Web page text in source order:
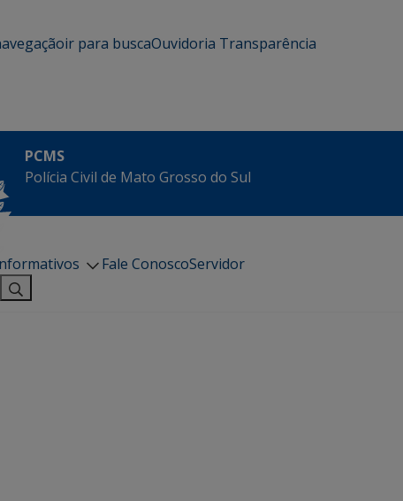
ir para buscaOuvidoria Transparência
PCMS
Polícia Civil de Mato Grosso do Sul
Fale ConoscoServidor